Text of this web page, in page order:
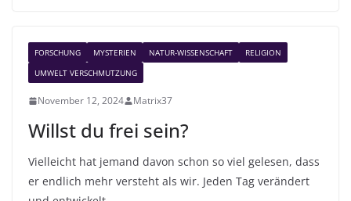
FORSCHUNG MYSTERIEN NATUR-WISSENSCHAFT
RELIGION
UMWELT VERSCHMUTZUNG
November 12, 2024 Matrix37
Willst du frei sein?
Vielleicht hat jemand davon schon so viel gelesen, dass
er endlich mehr versteht als wir. Jeden Tag verändert